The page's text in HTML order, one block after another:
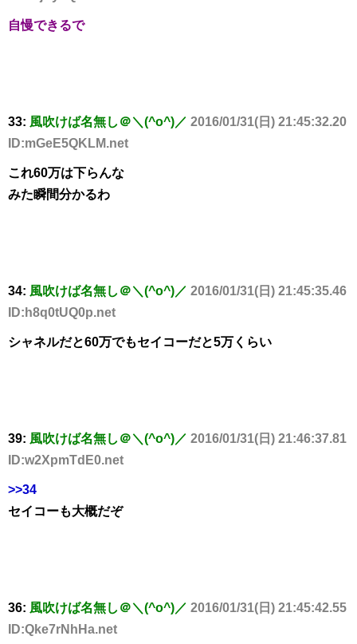
自慢できるで
33: 風吹けば名無し＠＼(^o^)／ 2016/01/31(日) 21:45:32.20
ID:mGeE5QKLM.net
これ60万は下らんな
みた瞬間分かるわ
34: 風吹けば名無し＠＼(^o^)／ 2016/01/31(日) 21:45:35.46
ID:h8q0tUQ0p.net
シャネルだと60万でもセイコーだと5万くらい
39: 風吹けば名無し＠＼(^o^)／ 2016/01/31(日) 21:46:37.81
ID:w2XpmTdE0.net
>>34
セイコーも大概だぞ
36: 風吹けば名無し＠＼(^o^)／ 2016/01/31(日) 21:45:42.55
ID:Qke7rNhHa.net